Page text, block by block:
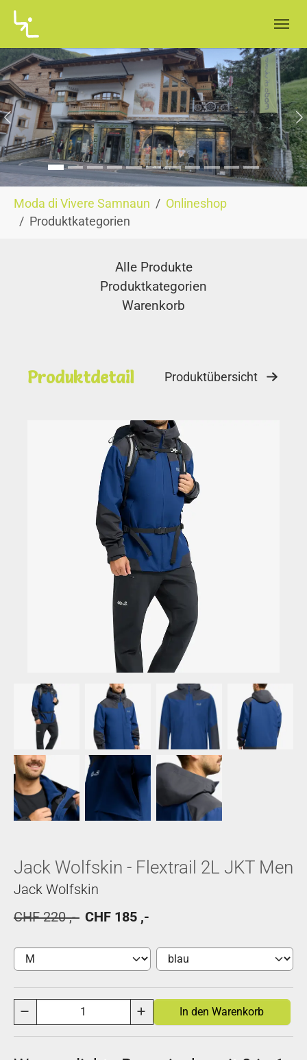
Skip to main navigation
Skip to main content
Skip to page footer
Zurück
Moda di Vivere Samnaun
Onlineshop
Produktkategorien
Alle Produkte
Produktkategorien
Warenkorb
Produktdetail Produktübersicht
Jack Wolfskin - Flextrail 2L JKT Men
Jack Wolfskin
CHF 220 ,- CHF 185 ,-